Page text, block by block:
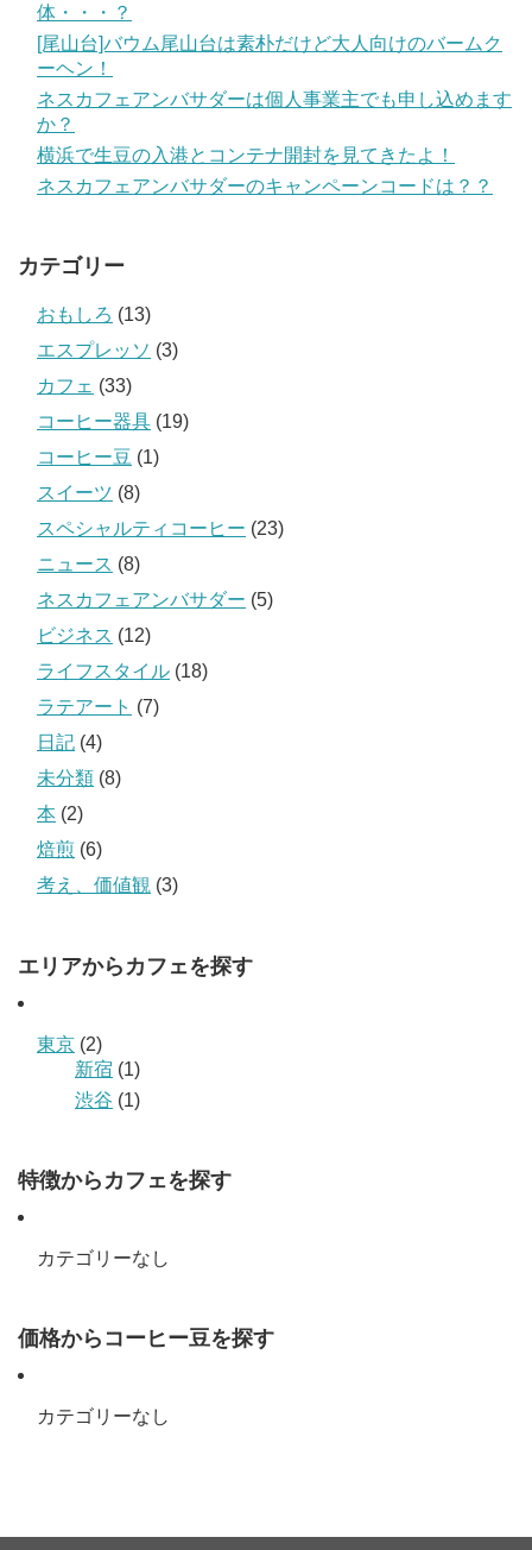
体・・・？
[尾山台]バウム尾山台は素朴だけど大人向けのバームク
ーヘン！
ネスカフェアンバサダーは個人事業主でも申し込めます
か？
横浜で生豆の入港とコンテナ開封を見てきたよ！
ネスカフェアンバサダーのキャンペーンコードは？？
カテゴリー
おもしろ (13)
エスプレッソ (3)
カフェ (33)
コーヒー器具 (19)
コーヒー豆 (1)
スイーツ (8)
スペシャルティコーヒー (23)
ニュース (8)
ネスカフェアンバサダー (5)
ビジネス (12)
ライフスタイル (18)
ラテアート (7)
日記 (4)
未分類 (8)
本 (2)
焙煎 (6)
考え、価値観 (3)
エリアからカフェを探す
東京 (2)
新宿 (1)
渋谷 (1)
特徴からカフェを探す
カテゴリーなし
価格からコーヒー豆を探す
カテゴリーなし